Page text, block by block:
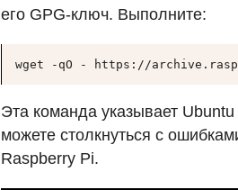
его GPG-ключ. Выполните:
wget -qO - https://
Эта команда указывает
можете столкнуться с
Raspberry Pi.